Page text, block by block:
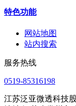
特色功能
网站地图
站内搜索
服务热线
0519-85316198
江苏泛亚微透科技